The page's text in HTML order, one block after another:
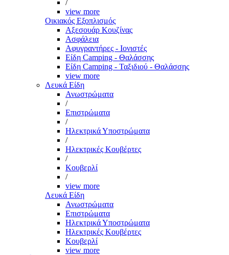
/
view more
Οικιακός Εξοπλισμός
Αξεσουάρ Κουζίνας
Ασφάλεια
Αφυγραντήρες - Ιονιστές
Είδη Camping - Θαλάσσης
Είδη Camping - Ταξιδιού - Θαλάσσης
view more
Λευκά Είδη
Ανωστρώματα
/
Επιστρώματα
/
Ηλεκτρικά Υποστρώματα
/
Ηλεκτρικές Κουβέρτες
/
Κουβερλί
/
view more
Λευκά Είδη
Ανωστρώματα
Επιστρώματα
Ηλεκτρικά Υποστρώματα
Ηλεκτρικές Κουβέρτες
Κουβερλί
view more